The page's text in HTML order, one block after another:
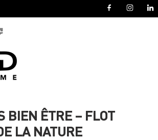
BIEN ÊTRE – FLOT
LA NATURE